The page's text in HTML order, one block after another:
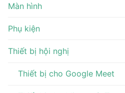
Màn hình
Phụ kiện
Thiết bị hội nghị
Thiết bị cho Google Meet